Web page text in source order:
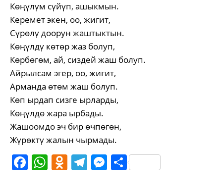
Көңүлүм сүйүп, ашыкмын.
Керемет экен, оо, жигит,
Сүрөлү доорун жаштыктын.
Көңүлдү көтөр жаз болуп,
Көрбөгөм, ай, сиздей жаш болуп.
Айрылсам эгер, оо, жигит,
Арманда өтөм жаш болуп.
Көп ырдап сизге ырларды,
Көңүлдө жара ырбады.
Жашоомдо эч бир өчпөгөн,
Жүрөктү жалын чырмады.
Facebook
WhatsApp
Odnoklassniki
Telegram
Messenger
Share